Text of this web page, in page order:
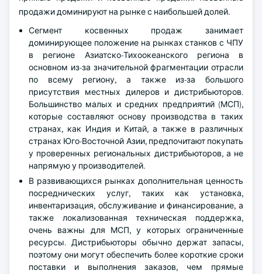
продажи доминируют на рынке с наибольшей долей.
Сегмент косвенных продаж занимает
доминирующее положение на рынках станков с ЧПУ
в регионе Азиатско-Тихоокеанского региона в
основном из-за значительной фрагментации отрасли
по всему региону, а также из-за большого
присутствия местных дилеров и дистрибьюторов.
Большинство малых и средних предприятий (МСП),
которые составляют основу производства в таких
странах, как Индия и Китай, а также в различных
странах Юго-Восточной Азии, предпочитают покупать
у проверенных региональных дистрибьюторов, а не
напрямую у производителей.
В развивающихся рынках дополнительная ценность
посреднических услуг, таких как установка,
инвентаризация, обслуживание и финансирование, а
также локализованная техническая поддержка,
очень важны для МСП, у которых ограниченные
ресурсы. Дистрибьюторы обычно держат запасы,
поэтому они могут обеспечить более короткие сроки
поставки и выполнения заказов, чем прямые